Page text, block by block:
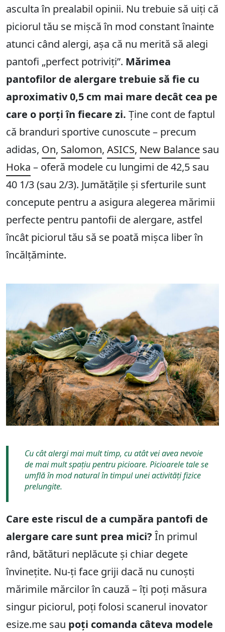
asculta în prealabil opinii. Nu trebuie să uiți că
piciorul tău se mișcă în mod constant înainte
atunci când alergi, așa că nu merită să alegi
pantofi „perfect potriviți”. Mărimea
pantofilor de alergare trebuie să fie cu
aproximativ 0,5 cm mai mare decât cea pe
care o porți în fiecare zi. Ține cont de faptul
că branduri sportive cunoscute – precum
adidas, On, Salomon, ASICS, New Balance sau
Hoka – oferă modele cu lungimi de 42,5 sau
40 1/3 (sau 2/3). Jumătățile și sferturile sunt
concepute pentru a asigura alegerea mărimii
perfecte pentru pantofii de alergare, astfel
încât piciorul tău să se poată mișca liber în
încălțăminte.
Cu cât alergi mai mult timp, cu atât vei avea nevoie
de mai mult spațiu pentru picioare. Picioarele tale se
umflă în mod natural în timpul unei activități fizice
prelungite.
Care este riscul de a cumpăra pantofi de
alergare care sunt prea mici? În primul
rând, bătături neplăcute și chiar degete
învinețite. Nu-ți face griji dacă nu cunoști
mărimile mărcilor în cauză – îți poți măsura
singur piciorul, poți folosi scanerul inovator
esize.me sau poți comanda câteva modele